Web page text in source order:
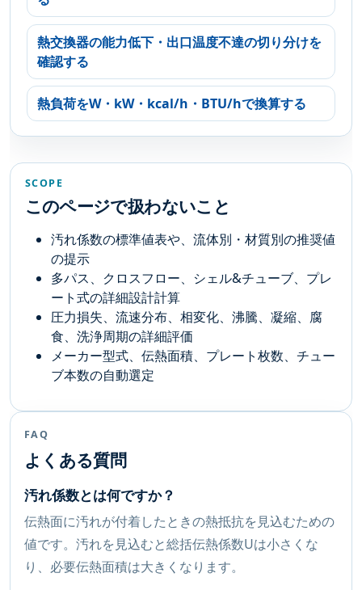
熱交換器の能力低下・出口温度不達の切り分けを
確認する
熱負荷をW・kW・kcal/h・BTU/hで換算する
SCOPE
このページで扱わないこと
汚れ係数の標準値表や、流体別・材質別の推奨値
の提示
多パス、クロスフロー、シェル&チューブ、プレ
ート式の詳細設計計算
圧力損失、流速分布、相変化、沸騰、凝縮、腐
食、洗浄周期の詳細評価
メーカー型式、伝熱面積、プレート枚数、チュー
ブ本数の自動選定
FAQ
よくある質問
汚れ係数とは何ですか？
伝熱面に汚れが付着したときの熱抵抗を見込むための
値です。汚れを見込むと総括伝熱係数Uは小さくな
り、必要伝熱面積は大きくなります。